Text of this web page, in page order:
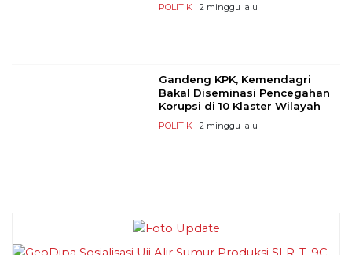
POLITIK | 2 minggu lalu
Gandeng KPK, Kemendagri
Bakal Diseminasi Pencegahan
Korupsi di 10 Klaster Wilayah
POLITIK | 2 minggu lalu